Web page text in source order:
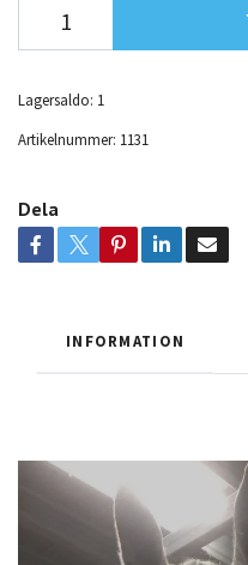
Lagersaldo: 1
Artikelnummer: 1131
Dela
INFORMATION